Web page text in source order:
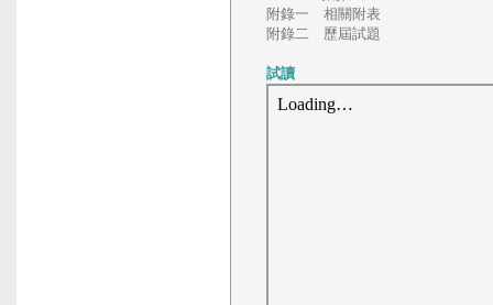
附錄一 相關附表
附錄二 歷屆試題
試讀